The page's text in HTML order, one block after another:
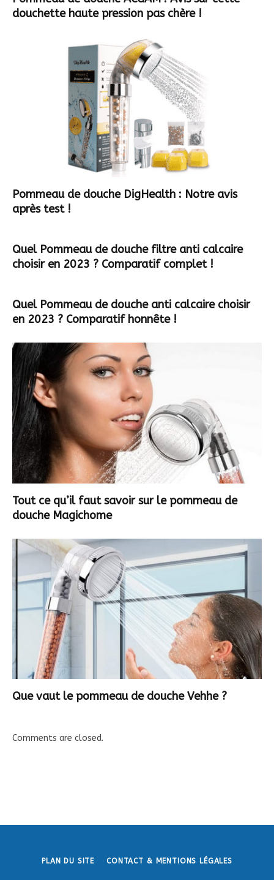
douchette haute pression pas chère !
Pommeau de douche DigHealth : Notre avis
après test !
Quel Pommeau de douche filtre anti calcaire
choisir en 2023 ? Comparatif complet !
Quel Pommeau de douche anti calcaire choisir
en 2023 ? Comparatif honnête !
Tout ce qu’il faut savoir sur le pommeau de
douche Magichome
Que vaut le pommeau de douche Vehhe ?
Comments are closed.
PLAN DU SITE CONTACT & MENTIONS LÉGALES